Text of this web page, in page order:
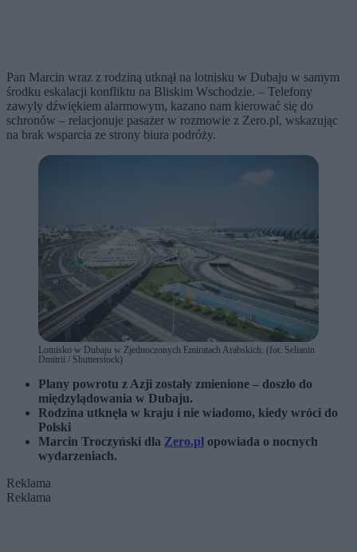
Pan Marcin wraz z rodziną utknął na lotnisku w Dubaju w samym
środku eskalacji konfliktu na Bliskim Wschodzie. – Telefony
zawyły dźwiękiem alarmowym, kazano nam kierować się do
schronów – relacjonuje pasażer w rozmowie z Zero.pl, wskazując
na brak wsparcia ze strony biura podróży.
Lotnisko w Dubaju w Zjednoczonych Emiratach Arabskich. (fot. Selianin
Dmitrii / Shutterstock)
Plany powrotu z Azji zostały zmienione – doszło do
międzylądowania w Dubaju.
Rodzina utknęła w kraju i nie wiadomo, kiedy wróci do
Polski
Marcin Troczyński dla Zero.pl opowiada o nocnych
wydarzeniach.
Reklama
Reklama